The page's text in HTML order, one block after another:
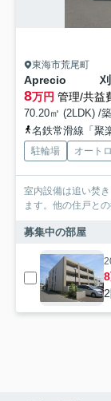
東海市荒尾町
Aprecio 刈谷
8万円 管理/共益
70.20㎡ (2LDK) /
名鉄常滑線「聚
駐輪場 オート
室内設備は追い焚
ます。他の住戸と
募集中の部屋